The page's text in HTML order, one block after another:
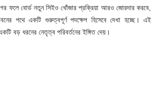
ফলে বোর্ড নতুন সিইও খোঁজার প্রক্রিয়া আরও জোরদার করবে,
পথে একটি গুরুত্বপূর্ণ পদক্ষেপ হিসেবে দেখা হচ্ছে। এই
বড় ধরনের নেতৃত্ব পরিবর্তনের ইঙ্গিত দেয়।